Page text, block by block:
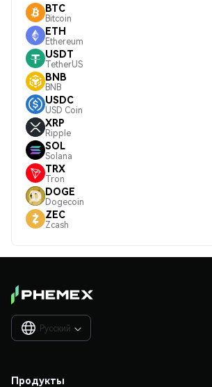
BTC
Bitcoin
ETH
Ethereum
USDT
TetherUS
BNB
BNB
USDC
USD Coin
XRP
Ripple
SOL
Solana
TRX
Tron
DOGE
Dogecoin
ZEC
Zcash
Русский 
Продукты